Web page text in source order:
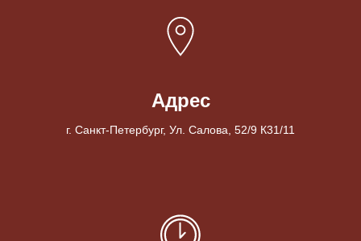
Адрес
г. Санкт-Петербург, Ул. Салова, 52/9 К31/11